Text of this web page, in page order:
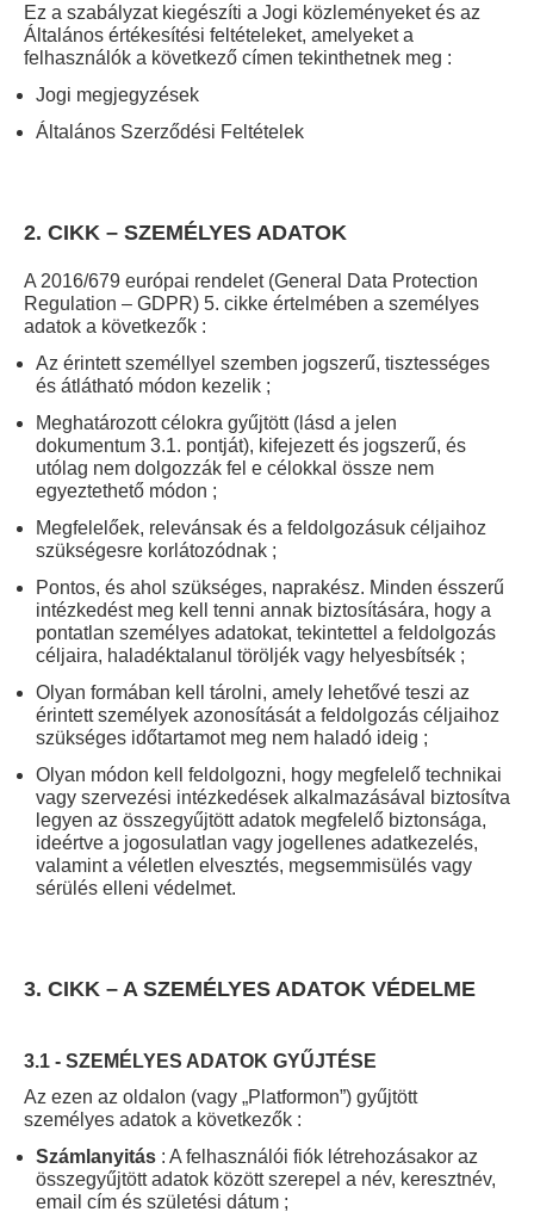
Ez a szabályzat kiegészíti a Jogi közleményeket és az
Általános értékesítési feltételeket, amelyeket a
felhasználók a következő címen tekinthetnek meg :
Jogi megjegyzések
Általános Szerződési Feltételek
2. CIKK – SZEMÉLYES ADATOK
A 2016/679 európai rendelet (General Data Protection
Regulation – GDPR) 5. cikke értelmében a személyes
adatok a következők :
Az érintett személlyel szemben jogszerű, tisztességes
és átlátható módon kezelik ;
Meghatározott célokra gyűjtött (lásd a jelen
dokumentum 3.1. pontját), kifejezett és jogszerű, és
utólag nem dolgozzák fel e célokkal össze nem
egyeztethető módon ;
Megfelelőek, relevánsak és a feldolgozásuk céljaihoz
szükségesre korlátozódnak ;
Pontos, és ahol szükséges, naprakész. Minden ésszerű
intézkedést meg kell tenni annak biztosítására, hogy a
pontatlan személyes adatokat, tekintettel a feldolgozás
céljaira, haladéktalanul töröljék vagy helyesbítsék ;
Olyan formában kell tárolni, amely lehetővé teszi az
érintett személyek azonosítását a feldolgozás céljaihoz
szükséges időtartamot meg nem haladó ideig ;
Olyan módon kell feldolgozni, hogy megfelelő technikai
vagy szervezési intézkedések alkalmazásával biztosítva
legyen az összegyűjtött adatok megfelelő biztonsága,
ideértve a jogosulatlan vagy jogellenes adatkezelés,
valamint a véletlen elvesztés, megsemmisülés vagy
sérülés elleni védelmet.
3. CIKK – A SZEMÉLYES ADATOK VÉDELME
3.1 - SZEMÉLYES ADATOK GYŰJTÉSE
Az ezen az oldalon (vagy „Platformon”) gyűjtött
személyes adatok a következők :
Számlanyitás : A felhasználói fiók létrehozásakor az
összegyűjtött adatok között szerepel a név, keresztnév,
email cím és születési dátum ;